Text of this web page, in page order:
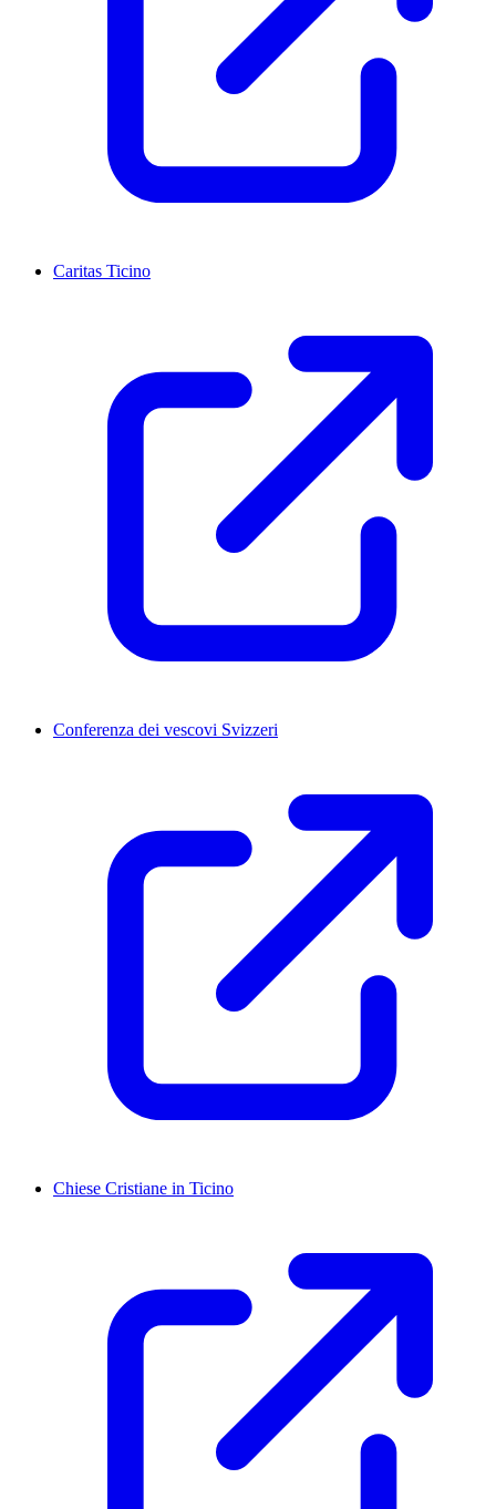
Caritas Ticino
Conferenza dei vescovi Svizzeri
Chiese Cristiane in Ticino